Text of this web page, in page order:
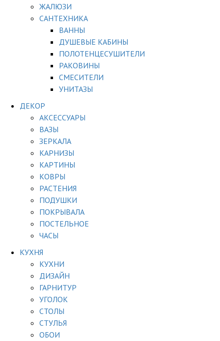
ЖАЛЮЗИ
САНТЕХНИКА
ВАННЫ
ДУШЕВЫЕ КАБИНЫ
ПОЛОТЕНЦЕСУШИТЕЛИ
РАКОВИНЫ
СМЕСИТЕЛИ
УНИТАЗЫ
ДЕКОР
АКСЕССУАРЫ
ВАЗЫ
ЗЕРКАЛА
КАРНИЗЫ
КАРТИНЫ
КОВРЫ
РАСТЕНИЯ
ПОДУШКИ
ПОКРЫВАЛА
ПОСТЕЛЬНОЕ
ЧАСЫ
КУХНЯ
КУХНИ
ДИЗАЙН
ГАРНИТУР
УГОЛОК
СТОЛЫ
СТУЛЬЯ
ОБОИ